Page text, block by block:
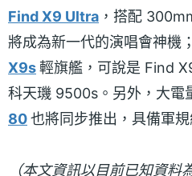
Find X9 Ultra ，搭配
將成為新一代的演唱會神機
X9s輕旗艦，可說是 Find
科天璣 9500s。另外，大電
80也將同步推出，具備軍
（本文資訊以目前已知資